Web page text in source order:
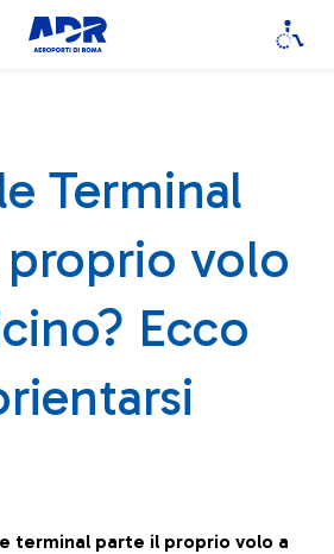
Terminal
volo
Ecco
terminal parte il proprio volo a